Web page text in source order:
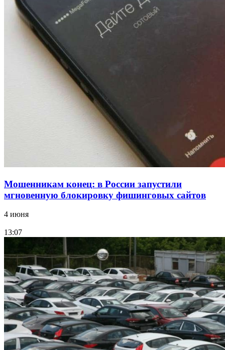
12:39
Сладкий праздник в Волгограде: в Центральном
парке прошёл фестиваль „Арбузный переполох“
Волгоградские компании нарастили экспорт:
заключены контракты на 3,6 млн долларов
Мошенникам конец: в России запустили
мгновенную блокировку фишинговых сайтов
4 июня
13:07